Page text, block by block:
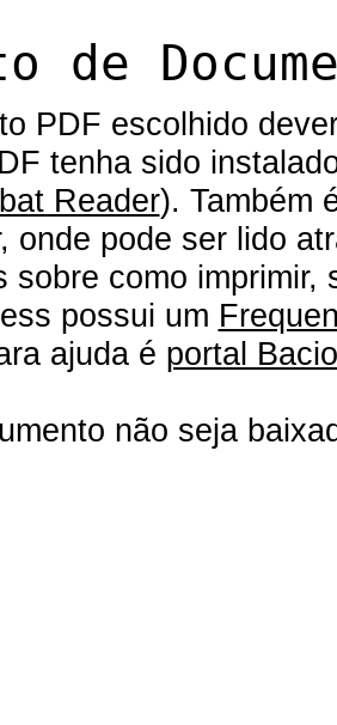
de
PDF escolhido
tenha sido
Reader). Também
onde pode ser lido
sobre como
possui um
ajuda é portal
não seja